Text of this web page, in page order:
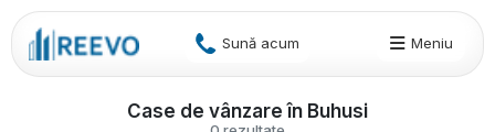
Sună acum Meniu
Case de vânzare în Buhusi